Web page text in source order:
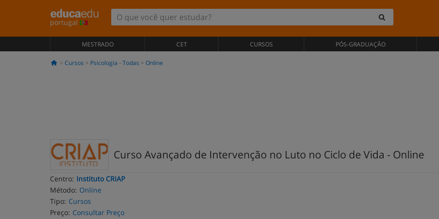
portugal
MESTRADO CET CURSOS PÓS-GRADUAÇÃO
Cursos Psicologia - Todas Online
Curso Avançado de Intervenção no Luto no Ciclo de Vida - Online
Centro: Instituto CRIAP
Método: Online
Tipo: Cursos
Preço: Consultar Preço